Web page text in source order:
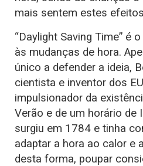
mais sentem estes
“Daylight Saving Time” é
às mudanças de hora.
único a defender a ideia,
cientista e inventor dos
impulsionador da
Verão e de um horário de
surgiu em 1784 e tinha
adaptar a hora ao calor e
desta forma, poupar